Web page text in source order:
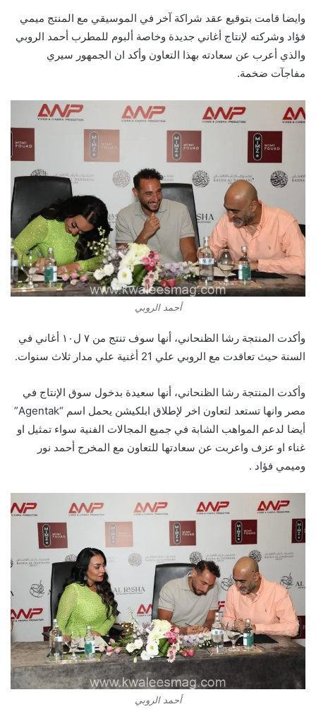
وايضا قامت بتوقيع عقد شراكة آخر في الموسيقي مع المنتج ميمي
فؤاد وشركته لإنتاج أغاني جديدة وخاصة ألبوم للمطرب أحمد الروبي
والذي أعرب عن سعادته بهذا التعاون وأكد ان الجمهور سيري
مفاجآت ضخمة.
أحمد الروبي
وأكدت المنتجة رشا الظنحاني، أنها سوف تنتج من ٧ ل١٠ أغاني في
السنة حيث تعاقدت مع الروبي علي 21 أغنية علي مدار ثلاث سنوات.
وأكدت المنتجة رشا الظنحاني، أنها سعيدة بدخول سوق الإنتاج في
مصر وانها تستعد لتعاون اخر لإطلاق ابلكيشن يحمل اسم “Agentak”
أيضا لدعم المواهب الشابة في جميع المجالات الفنية سواء تمثيل او
غناء او عزف واعربت عن سعادتها للتعاون مع المخرج أحمد نور
وميمي فؤاد .
أحمد الروبي